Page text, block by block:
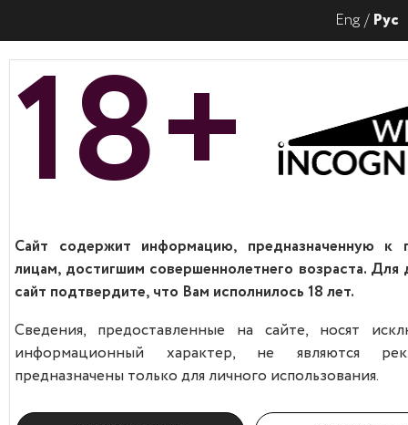
Eng Рус
18+
Сайт содержит информацию, предназначенную к
лицам, достигшим совершеннолетнего возраста. Для
сайт подтвердите, что Вам исполнилось 18 лет.
Сведения, предоставленные на сайте, носят
информационный характер, не являются
предназначены только для личного использования.